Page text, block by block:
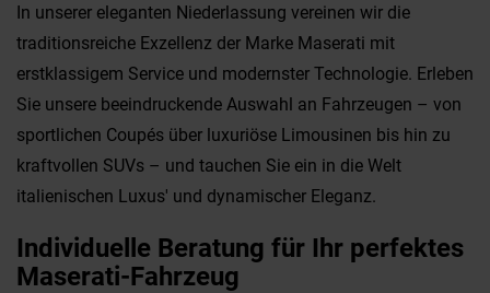
In unserer eleganten Niederlassung vereinen wir die
traditionsreiche Exzellenz der Marke Maserati mit
erstklassigem Service und modernster Technologie. Erleben
Sie unsere beeindruckende Auswahl an Fahrzeugen – von
sportlichen Coupés über luxuriöse Limousinen bis hin zu
kraftvollen SUVs – und tauchen Sie ein in die Welt
italienischen Luxus' und dynamischer Eleganz.
Individuelle Beratung für Ihr perfektes
Maserati-Fahrzeug